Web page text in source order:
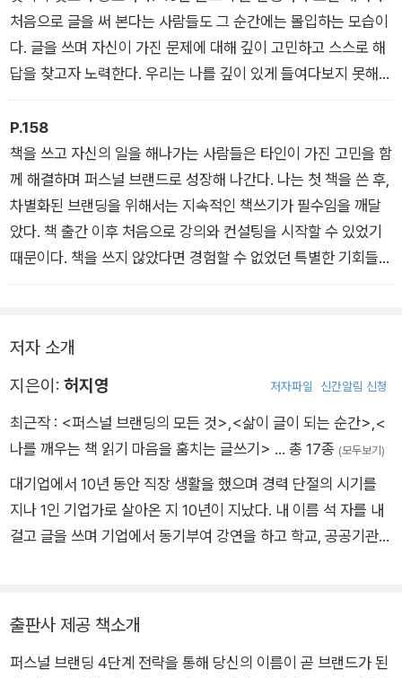
처음으로 글을 써 본다는 사람들도 그 순간에는 몰입하는 모습이
다. 글을 쓰며 자신이 가진 문제에 대해 깊이 고민하고 스스로 해
답을 찾고자 노력한다. 우리는 나를 깊이 있게 들여다보지 못해
인생의 많은 문제에서 벗어나지 못할 때가 많다. 자신에게 충분한
힘이 있다고 믿지 않는 것이다.
나에게 책을 읽는 시간은 명상과 다르지 않다. 독서를 통해 사유
하는 시간은 스스로를 돌아보게 한다. 책을 펼쳐 읽으면서 내 마
음을 다스린다. 내 의지와 상관없이 이런저런 혼란스러운 감정에
끌려다니기 쉬운 이 삶에서 책이 아니라면 살아갈 수 없을 것 같
아 읽는다. 지난날을 반성하고 매일 새롭게 태어난다.
P.158
책을 쓰고 자신의 일을 해나가는 사람들은 타인이 가진 고민을 함
께 해결하며 퍼스널 브랜드로 성장해 나간다. 나는 첫 책을 쓴 후,
차별화된 브랜딩을 위해서는 지속적인 책쓰기가 필수임을 깨달
았다. 책 출간 이후 처음으로 강의와 컨설팅을 시작할 수 있었기
때문이다. 책을 쓰지 않았다면 경험할 수 없었던 특별한 기회들이
찾아왔다. 방송 출연, 유명 잡지사 인터뷰 등의 기회는 더 큰 비전
더 이상 쓰지 않았다면 더 이상의 성장은 기대할 수 없었을 것이
다. 쓰면 쓸수록 배움의 욕구가 커졌고 활동 분야를 확장하고자
하는 열망이 생겼다. 관심사가 늘어나면서 자연스럽게 다양한 분
야의 책을 쓸 수 있었다. 돌이켜 보면 각 분야가 다르지만 서로 연
결되어 교육을 통해 더 많은 도움을 줄 수 있었다고 생각한다.
저자 소개
지은이: 허지영 저자파일 신간알림 신청
최근작 : <퍼스널 브랜딩의 모든 것>,<삶이 글이 되는 순간>,<
나를 깨우는 책 읽기 마음을 훔치는 글쓰기> … 총 17종 (모두보기)
대기업에서 10년 동안 직장 생활을 했으며 경력 단절의 시기를
지나 1인 기업가로 살아온 지 10년이 지났다. 내 이름 석 자를 내
걸고 글을 쓰며 기업에서 동기부여 강연을 하고 학교, 공공기관
책 쓰기’ 교육을 통해 멘탈 강화부터 책 쓰기 노하우까지 아낌없
랜딩 코치’라는 자부심과 책임감으로 살아간다. 개인 저서는 《삶
출판사 제공 책소개
퍼스널 브랜딩 4단계 전략을 통해 당신의 이름이 곧 브랜드가 된